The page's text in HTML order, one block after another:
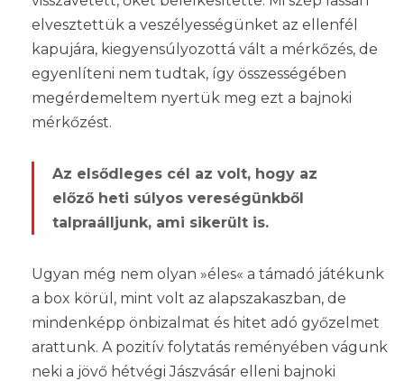
elvesztettük a veszélyességünket az ellenfél
kapujára, kiegyensúlyozottá vált a mérkőzés, de
egyenlíteni nem tudtak, így összességében
megérdemeltem nyertük meg ezt a bajnoki
mérkőzést.
Az elsődleges cél az volt, hogy az
előző heti súlyos vereségünkből
talpraálljunk, ami sikerült is.
Ugyan még nem olyan »éles« a támadó játékunk
a box körül, mint volt az alapszakaszban, de
mindenképp önbizalmat és hitet adó győzelmet
arattunk. A pozitív folytatás reményében vágunk
neki a jövő hétvégi Jászvásár elleni bajnoki